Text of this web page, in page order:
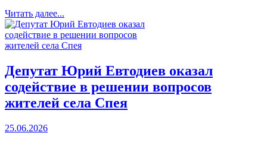
Читать далее...
Депутат Юрий Евтодиев оказал
содействие в решении вопросов
жителей села Спея
25.06.2026